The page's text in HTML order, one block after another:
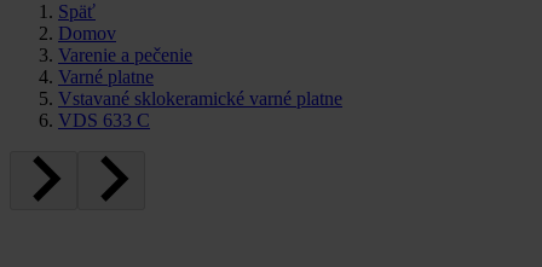
Späť
Domov
Varenie a pečenie
Varné platne
Vstavané sklokeramické varné platne
VDS 633 C